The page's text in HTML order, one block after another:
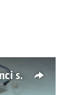
50 min müəllim işini itirə bilər. Birinci sinfə gedənlər azalır